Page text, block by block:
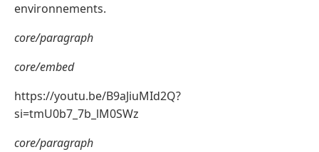
environnements.
core/paragraph
core/embed
https://youtu.be/B9aJiuMId2Q?
si=tmU0b7_7b_lM0SWz
core/paragraph